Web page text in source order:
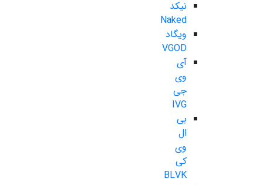
نیکد
Naked
ویگاد
VGOD
آی
وی
جی
IVG
بی
ال
وی
کی
BLVK